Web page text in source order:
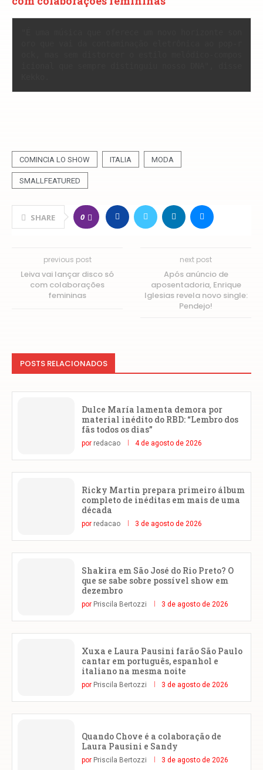
COMINCIA LO SHOW ITALIA MODA
SMALLFEATURED
SHARE 0
previous post
Leiva vai lançar disco só
com colaborações
femininas
next post
Após anúncio de
aposentadoria, Enrique
Iglesias revela novo single:
Pendejo!
POSTS RELACIONADOS
Dulce María lamenta demora por
material inédito do RBD: “Lembro dos
fãs todos os dias”
por redacao 4 de agosto de 2026
Ricky Martin prepara primeiro álbum
completo de inéditas em mais de uma
década
por redacao 3 de agosto de 2026
Shakira em São José do Rio Preto? O
que se sabe sobre possível show em
dezembro
por Priscila Bertozzi 3 de agosto de 2026
Xuxa e Laura Pausini farão São Paulo
cantar em português, espanhol e
italiano na mesma noite
por Priscila Bertozzi 3 de agosto de 2026
Quando Chove é a colaboração de
Laura Pausini e Sandy
por Priscila Bertozzi 3 de agosto de 2026